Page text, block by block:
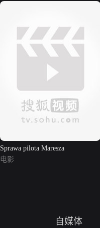
Sprawa pilota Maresza
电影
自媒体